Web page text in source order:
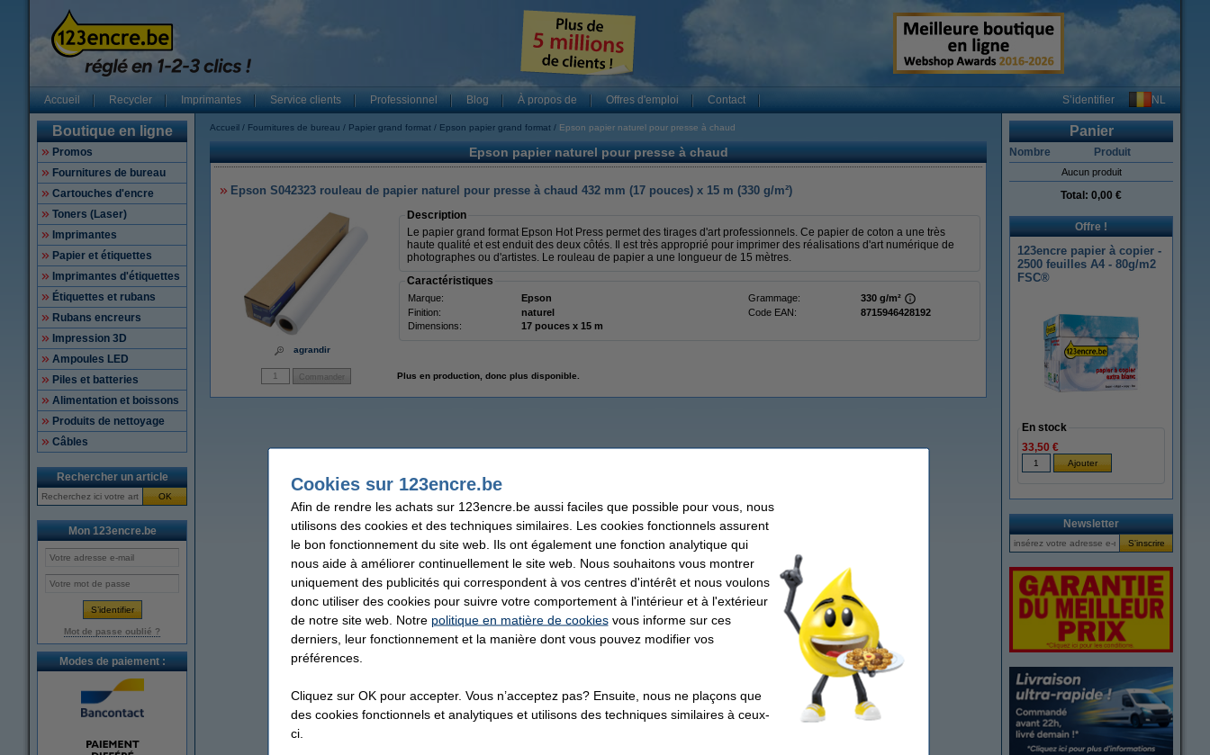
Accueil Recycler Imprimantes Service clients Professionnel Blog À propos de Offres d'emploi Contact S’identifier NL
Boutique en ligne
Promos
Fournitures de bureau
Cartouches d'encre
Toners (Laser)
Imprimantes
Papier et étiquettes
Imprimantes d'étiquettes
Étiquettes et rubans
Rubans encreurs
Impression 3D
Ampoules LED
Piles et batteries
Alimentation et boissons
Produits de nettoyage
Câbles
Rechercher un article
OK
Mon 123encre.be
Mot de passe oublié ?
Modes de paiement :
Accueil Fournitures de bureau Papier grand format Epson papier grand format Epson papier naturel pour presse à chaud
Epson papier naturel pour presse à chaud
Epson S042323 rouleau de papier naturel pour presse à chaud 432 mm (17 pouces) x 15 m (330 g/m²)
agrandir
Description
Le papier grand format Epson Hot Press permet des tirages d'art professionnels. Ce papier de coton a une très
haute qualité et est enduit des deux côtés. Il est très approprié pour imprimer des réalisations d'art numérique de
photographes ou d'artistes. Le rouleau de papier a une longueur de 15 mètres.
Caractéristiques
Marque: Epson Grammage:
330 g/m²
Finition:
naturel Code EAN:
8715946428192
Dimensions:
17 pouces x 15 m
Plus en production, donc plus disponible.
Panier
Nombre Produit
Aucun produit
Total: 0,00 €
Offre !
123encre papier à copier -
2500 feuilles A4 - 80g/m2
FSC®
En stock
33,50 €
Newsletter
Cookies sur 123encre.be
Afin de rendre les achats sur 123encre.be aussi faciles que possible pour vous, nous
utilisons des cookies et des techniques similaires. Les cookies fonctionnels assurent
le bon fonctionnement du site web. Ils ont également une fonction analytique qui
nous aide à améliorer continuellement le site web. Nous souhaitons vous montrer
uniquement des publicités qui correspondent à vos centres d'intérêt et nous voulons
donc utiliser des cookies pour suivre votre comportement à l'intérieur et à l'extérieur
de notre site web. Notre politique en matière de cookiesvous informe sur ces
derniers, leur fonctionnement et la manière dont vous pouvez modifier vos
préférences.
Cliquez sur OK pour accepter. Vous n’acceptez pas? Ensuite, nous ne plaçons que
des cookies fonctionnels et analytiques et utilisons des techniques similaires à ceux-
ci.